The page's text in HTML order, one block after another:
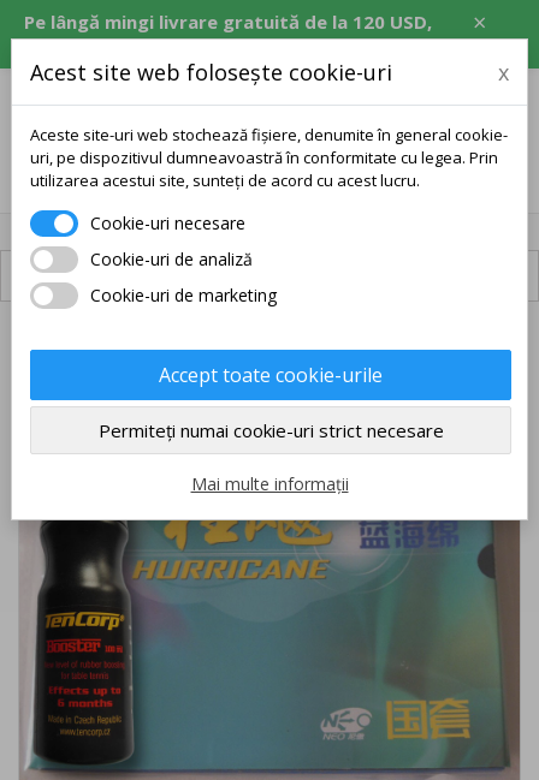
×
Pe lângă mingi livrare gratuită de la 120 USD,
echivalent în CZK, EUR, PLN, RON.
0
Livrare disponibilă
LIVRARE GRATUITĂ
Acest site web folosește cookie-uri x
Aceste site-uri web stochează fișiere, denumite în general cookie-
uri, pe dispozitivul dumneavoastră în conformitate cu legea. Prin
utilizarea acestui site, sunteți de acord cu acest lucru.
Cookie-uri necesare
Cookie-uri de analiză
Cookie-uri de marketing
Accept toate cookie-urile
Permiteți numai cookie-uri strict necesare
Mai multe informații